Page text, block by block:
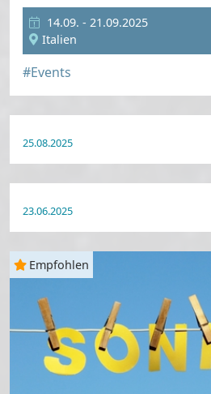
14.09. - 21.09.2025
Italien
#Events
25.08.2025
23.06.2025
Empfohlen